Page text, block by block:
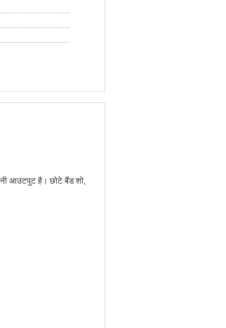
आउटपुट है। छोटे बैंड शो,